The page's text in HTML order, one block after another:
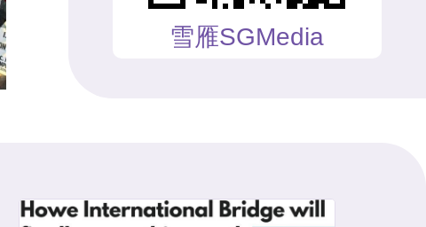
雪雁SGMedia